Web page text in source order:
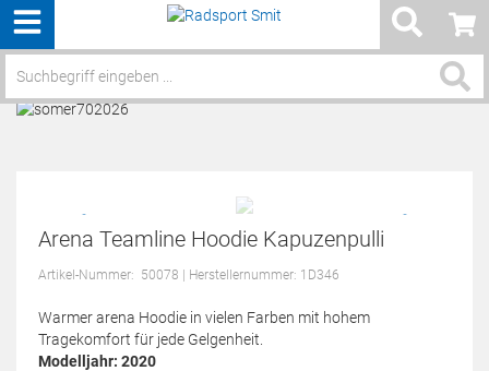
Menü
Service / Hilfe
Arena Teamline Hoodie Kapuzenpulli
Artikel-Nummer: 50078 | Herstellernummer: 1D346
Warmer arena Hoodie in vielen Farben mit hohem
Tragekomfort für jede Gelgenheit.
Modelljahr: 2020